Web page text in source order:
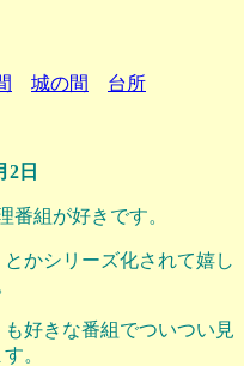
城の間 台所
2日
番組が好きです。
かシリーズ化されて嬉し
好きな番組でついつい見
。